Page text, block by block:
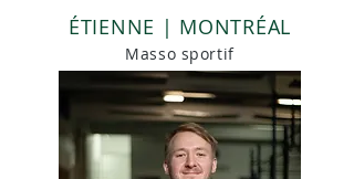
ÉTIENNE | MONTRÉAL
Masso sportif